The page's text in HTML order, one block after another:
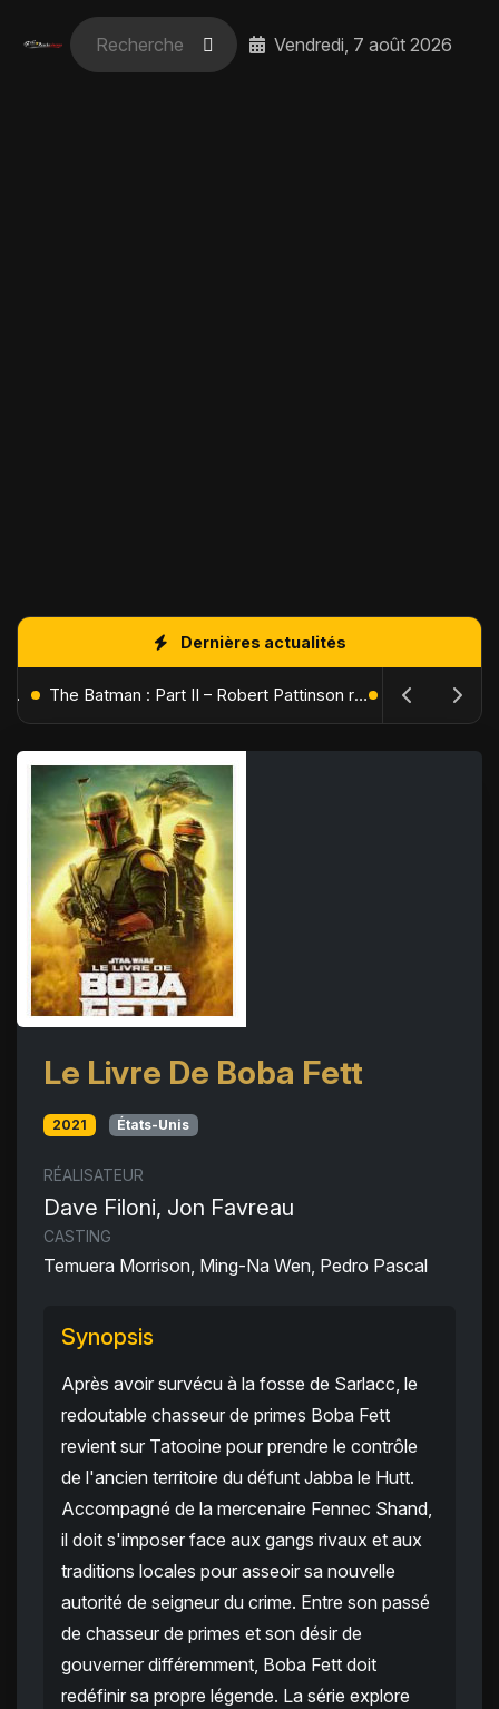
Vendredi, 7 août 2026
Dernières actualités
L'Âge de Glace : Le Réveil du Volcan – Manny, Sid et Diego de retour pour une aventure explosive The Batman : Part II – Robert Pattinson replonge dans les ténèbres de Gotham dès octobre 2027
Le Livre De Boba Fett
2021 États-Unis
RÉALISATEUR
Dave Filoni, Jon Favreau
CASTING
Temuera Morrison, Ming-Na Wen, Pedro Pascal
Synopsis
Après avoir survécu à la fosse de Sarlacc, le
redoutable chasseur de primes Boba Fett
revient sur Tatooine pour prendre le contrôle
de l'ancien territoire du défunt Jabba le Hutt.
Accompagné de la mercenaire Fennec Shand,
il doit s'imposer face aux gangs rivaux et aux
traditions locales pour asseoir sa nouvelle
autorité de seigneur du crime. Entre son passé
de chasseur de primes et son désir de
gouverner différemment, Boba Fett doit
redéfinir sa propre légende. La série explore